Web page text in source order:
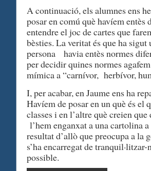
A continuació, els alumnes ens
posar en comú què havíem entès
entendre el joc de cartes que
bèsties. La veritat és que ha
persona havia entès normes
per decidir quines normes
mímica a “carnívor, herbívor,
I, per acabar, en Jaume ens ha
Havíem de posar en un què és
classes i en l’altre què creien
l’hem enganxat a una cartolina
resultat d’allò que preocupa a la
s’ha encarregat de
possible.